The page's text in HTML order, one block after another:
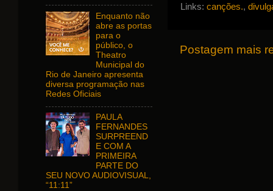
Links: canções.,
Postagem mais
Enquanto não
abre as portas
para o
público, o
Theatro
Municipal do
Rio de Janeiro apresenta
diversa programação nas
Redes Oficiais
PAULA
FERNANDES
SURPREEND
E COM A
PRIMEIRA
PARTE DO
SEU NOVO AUDIOVISUAL,
“11:11”